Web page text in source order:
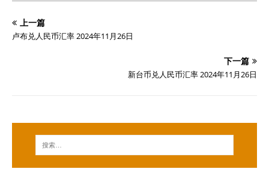
上一篇
卢布兑人民币汇率 2024年11月26日
下一篇
新台币兑人民币汇率 2024年11月26日